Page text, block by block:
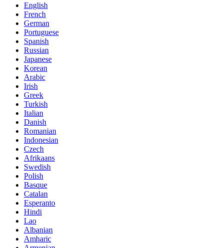
English
French
German
Portuguese
Spanish
Russian
Japanese
Korean
Arabic
Irish
Greek
Turkish
Italian
Danish
Romanian
Indonesian
Czech
Afrikaans
Swedish
Polish
Basque
Catalan
Esperanto
Hindi
Lao
Albanian
Amharic